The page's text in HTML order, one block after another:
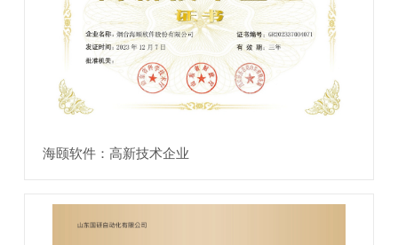
海颐软件：高新技术企业